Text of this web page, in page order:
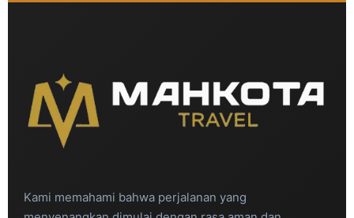
Kami memahami bahwa perjalanan yang